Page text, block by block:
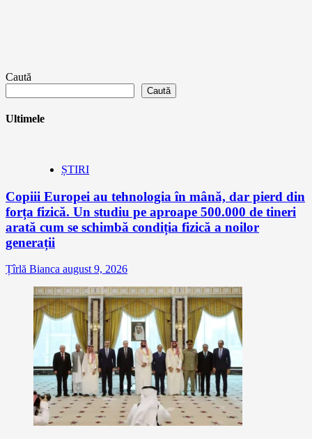
Caută
Caută
Ultimele
ȘTIRI
Copiii Europei au tehnologia în mână, dar pierd din
forța fizică. Un studiu pe aproape 500.000 de tineri
arată cum se schimbă condiția fizică a noilor
generații
Țîrlă Bianca august 9, 2026